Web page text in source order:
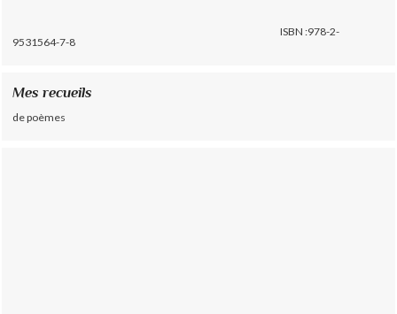
ISBN :978-2-
9531564-7-8
Mes recueils
de poèmes